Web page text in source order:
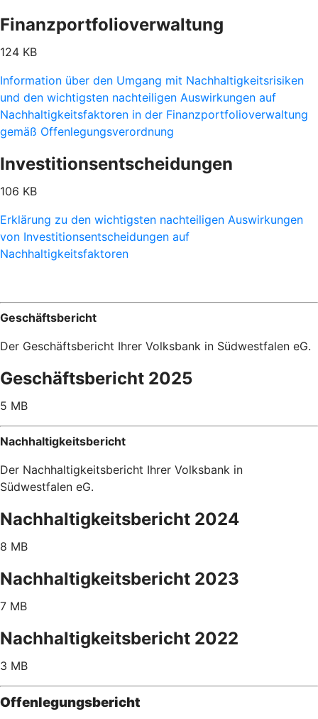
Finanzportfolioverwaltung
124 KB
Information über den Umgang mit Nachhaltigkeitsrisiken
und den wichtigsten nachteiligen Auswirkungen auf
Nachhaltigkeitsfaktoren in der Finanzportfolioverwaltung
gemäß Offenlegungsverordnung
Investitionsentscheidungen
106 KB
Erklärung zu den wichtigsten nachteiligen Auswirkungen
von Investitionsentscheidungen auf
Nachhaltigkeitsfaktoren
Geschäftsbericht
Der Geschäftsbericht Ihrer Volksbank in Südwestfalen eG.
Geschäftsbericht 2025
5 MB
Nachhaltigkeitsbericht
Der Nachhaltigkeitsbericht Ihrer Volksbank in
Südwestfalen eG.
Nachhaltigkeitsbericht 2024
8 MB
Nachhaltigkeitsbericht 2023
7 MB
Nachhaltigkeitsbericht 2022
3 MB
Offenlegungsbericht